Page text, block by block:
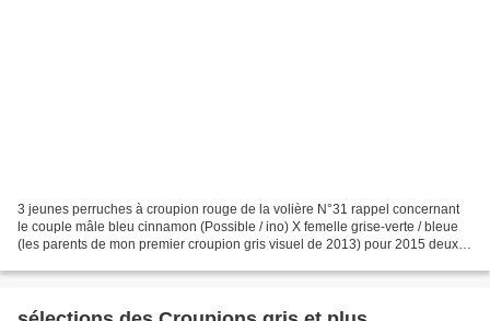
3 jeunes perruches à croupion rouge de la volière N°31 rappel concernant
le couple mâle bleu cinnamon (Possible / ino) X femelle grise-verte / bleue
(les parents de mon premier croupion gris visuel de 2013) pour 2015 deux